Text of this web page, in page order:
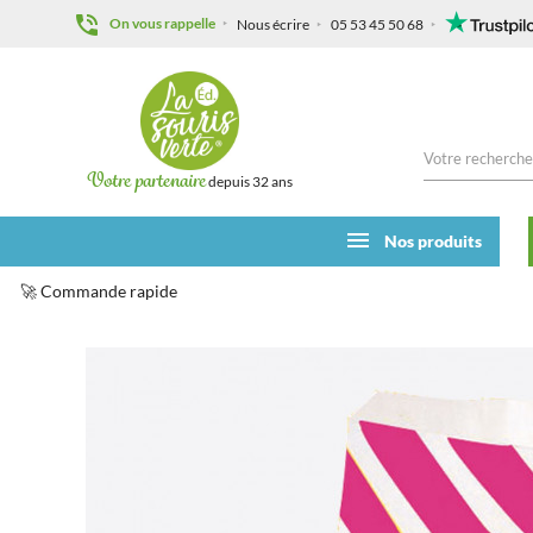
On vous rappelle Nous écrire 05 53 45 50 68
Votre partenairedepuis 32 ans
Nos produits
🚀 Commande rapide
Accueil Kermesse